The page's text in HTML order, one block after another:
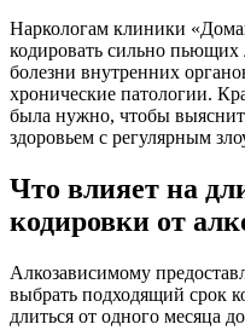
Наркологам клиники
кодировать сильно пьющих
болезни внутренних
хронические патологии.
была нужно, чтобы
здоровьем с регулярным
Что влияет на
кодировки от
Алкозависимому
выбрать подходящий срок
длиться от одного месяца